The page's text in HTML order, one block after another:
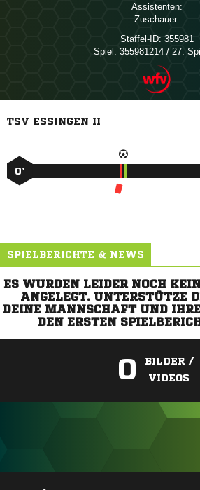
Assistenten:
Zuschauer:
Staffel-ID: 355981
Spiel: 355981214 / 27.
TSV ESSINGEN II
0’
SPIELBERICHTE & NEWS
ES WURDEN LEIDER NOCH
ANGELEGT. UNTERSTÜTZE
DEINE MANNSCHAFT UND
DEN ERSTEN
0
BILDER /
VIDEOS